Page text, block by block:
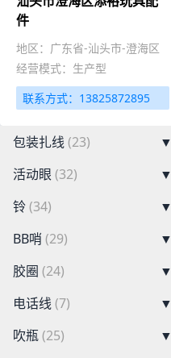
件
地区：广东省-汕头市-澄海区
经营模式：生产型
联系方式：13825872895
包装扎线(23)
▼
活动眼 (32)
▼
铃(34)
▼
BB哨 (29)
▼
胶圈 (24)
▼
电话线(7)
▼
吹瓶(25)
▼